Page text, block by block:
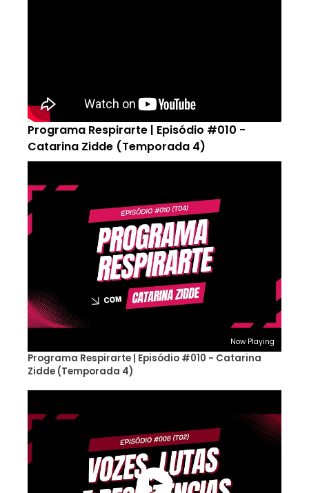
Programa Respirarte | Episódio #010 -
Catarina Zidde (Temporada 4)
Now Playing
Programa Respirarte | Episódio #010 - Catarina
Zidde (Temporada 4)